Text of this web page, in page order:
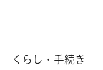
くらし・手続き